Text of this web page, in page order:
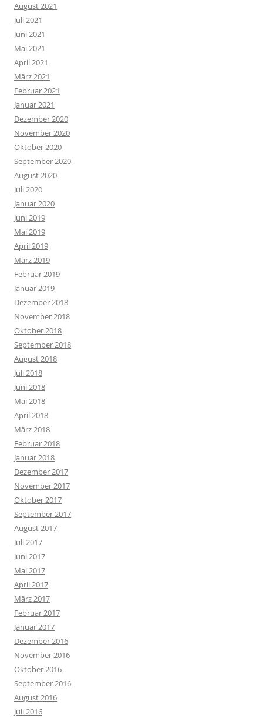
August 2021
Juli 2021
Juni 2021
Mai 2021
April 2021
März 2021
Februar 2021
Januar 2021
Dezember 2020
November 2020
Oktober 2020
September 2020
August 2020
Juli 2020
Januar 2020
Juni 2019
Mai 2019
April 2019
März 2019
Februar 2019
Januar 2019
Dezember 2018
November 2018
Oktober 2018
September 2018
August 2018
Juli 2018
Juni 2018
Mai 2018
April 2018
März 2018
Februar 2018
Januar 2018
Dezember 2017
November 2017
Oktober 2017
September 2017
August 2017
Juli 2017
Juni 2017
Mai 2017
April 2017
März 2017
Februar 2017
Januar 2017
Dezember 2016
November 2016
Oktober 2016
September 2016
August 2016
Juli 2016